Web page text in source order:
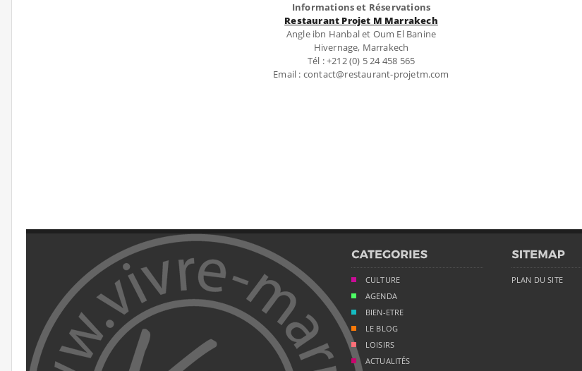
Informations et Réservations
Restaurant Projet M Marrakech
Angle ibn Hanbal et Oum El Banine
Hivernage, Marrakech
Tél : +212 (0) 5 24 458 565
Email : contact@restaurant-projetm.com
CULTURE
AGENDA
BIEN-ETRE
LE BLOG
LOISIRS
ACTUALITÉS
PLAN DU SITE